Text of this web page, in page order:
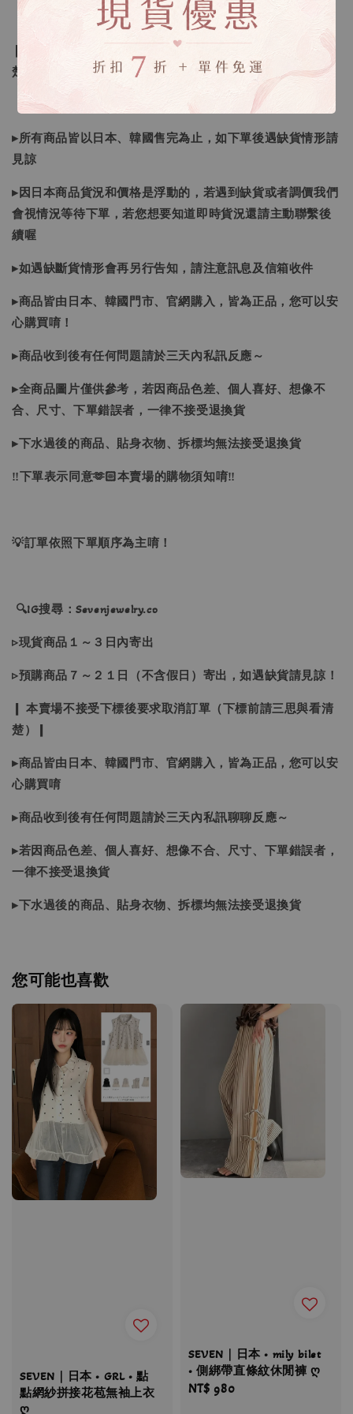
❙ 本賣場不接受下標後要求取消訂單（下標前請三思與看清
楚）❙
▸所有商品皆以日本、韓國售完為止，如下單後遇缺貨情形請
見諒
▸因日本商品貨況和價格是浮動的，若遇到缺貨或者調價我們
會視情況等待下單，若您想要知道即時貨況還請主動聯繫後
續喔
▸如遇缺斷貨情形會再另行告知，請注意訊息及信箱收件
▸商品皆由日本、韓國門市、官網購入，皆為正品，您可以安
心購買唷！
▸商品收到後有任何問題請於三天內私訊反應～
▸全商品圖片僅供參考，若因商品色差、個人喜好、想像不
合、尺寸、下單錯誤者，一律不接受退換貨
▸下水過後的商品、貼身衣物、拆標均無法接受退換貨
‼下單表示同意🫶🏻本賣場的購物須知唷‼
💡訂單依照下單順序為主唷！
🔍IG搜尋：Sevenjewelry.co
▹現貨商品１～３日內寄出
▹預購商品７～２１日（不含假日）寄出，如遇缺貨請見諒！
❙ 本賣場不接受下標後要求取消訂單（下標前請三思與看清
楚）❙
▸商品皆由日本、韓國門市、官網購入，皆為正品，您可以安
心購買唷
▸商品收到後有任何問題請於三天內私訊聊聊反應～
▸若因商品色差、個人喜好、想像不合、尺寸、下單錯誤者，
一律不接受退換貨
▸下水過後的商品、貼身衣物、拆標均無法接受退換貨
您可能也喜歡
SEVEN｜日本 • GRL • 點
點網紗拼接花苞無袖上衣
ღ
SEVEN｜日本 • mily bilet
• 側綁帶直條紋休閒褲 ღ
Regular
NT$ 980